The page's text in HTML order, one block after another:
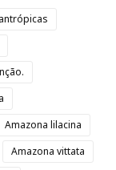
Amazona lilacina
Amazona vittata